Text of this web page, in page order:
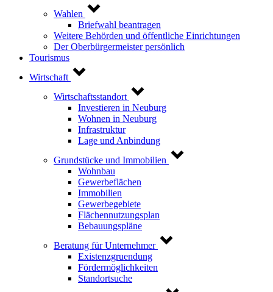
Wahlen
Briefwahl beantragen
Weitere Behörden und öffentliche Einrichtungen
Der Oberbürgermeister persönlich
Tourismus
Wirtschaft
Wirtschaftsstandort
Investieren in Neuburg
Wohnen in Neuburg
Infrastruktur
Lage und Anbindung
Grundstücke und Immobilien
Wohnbau
Gewerbeflächen
Immobilien
Gewerbegebiete
Flächennutzungsplan
Bebauungspläne
Beratung für Unternehmer
Existenzgruendung
Fördermöglichkeiten
Standortsuche